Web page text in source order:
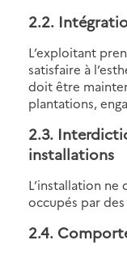
2.2.
L’exploitant
satisfaire à
doit être
plantations,
2.3.
installations
L’installation
occupés par
2.4.